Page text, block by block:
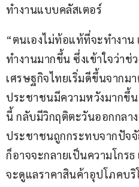
ทำงานแบบคลัสเตอร์
“ตนเองไม่ท้อแท้ที่จะทำงา
ทำงานมากขึ้น ซึ่งเข้าใจว่าช่
เศรษฐกิจไทยเริ่มดีขึ้นจากม
ประชาชนมีความหวังมากขึ้
นี้ กลับมีวิกฤติตะวันออกกลา
ประชาชนถูกกระทบจากปัจ
ก็อาจจะกลายเป็นความโกร
จะดูแลราคาสินค้าอุปโภคบ